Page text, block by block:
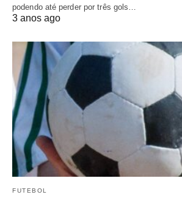
podendo até perder por três gols…
3 anos ago
FUTEBOL